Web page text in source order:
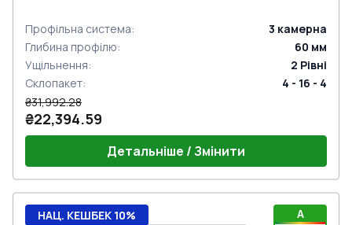
Профільна система: 3 камерна
Глибина профілю: 60 мм
Ущільнення: 2 Рівні
Склопакет:
4 - 16 - 4
₴31,992.28
₴22,394.59
Детальніше / Змінити
A
НАЦ. КЕШБЕК 10%